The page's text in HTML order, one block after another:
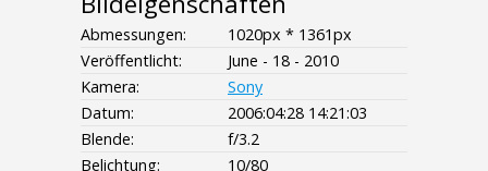
Abmessungen:
1020px * 1361px
Veröffentlicht:
June - 18 - 2010
Kamera:
Sony
Datum:
2006:04:28 14:21:03
Blende:
f/3.2
Belichtung:
10/80